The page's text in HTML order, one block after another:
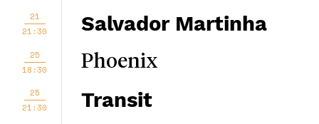
21
21:30
Salvador Martinha
25
18:30
Phoenix
25
21:30
Transit